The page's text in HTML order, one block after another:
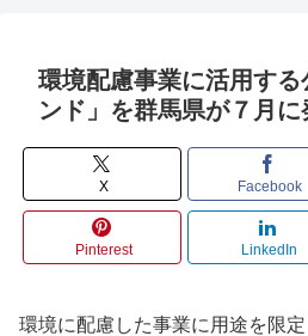
環境配慮事業に活用す
ンド」を群馬県が７月に
X Facebook
Pinterest LinkedIn
環境に配慮した事業に用途を限